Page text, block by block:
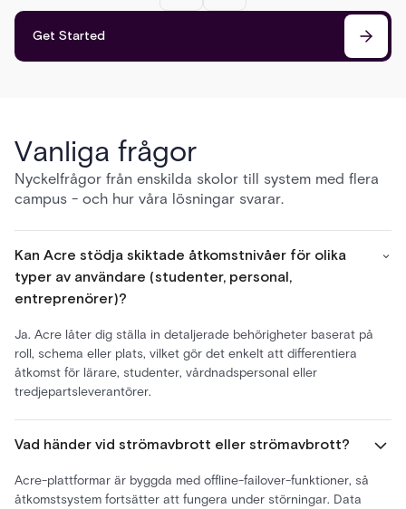
Get Started
Vanliga frågor
Nyckelfrågor från enskilda skolor till system med flera
campus - och hur våra lösningar svarar.
Kan Acre stödja skiktade åtkomstnivåer för olika
typer av användare (studenter, personal,
entreprenörer)?
Ja. Acre låter dig ställa in detaljerade behörigheter baserat på
roll, schema eller plats, vilket gör det enkelt att differentiera
åtkomst för lärare, studenter, vårdnadspersonal eller
tredjepartsleverantörer.
Vad händer vid strömavbrott eller strömavbrott?
Acre-plattformar är byggda med offline-failover-funktioner, så
åtkomstsystem fortsätter att fungera under störningar. Data